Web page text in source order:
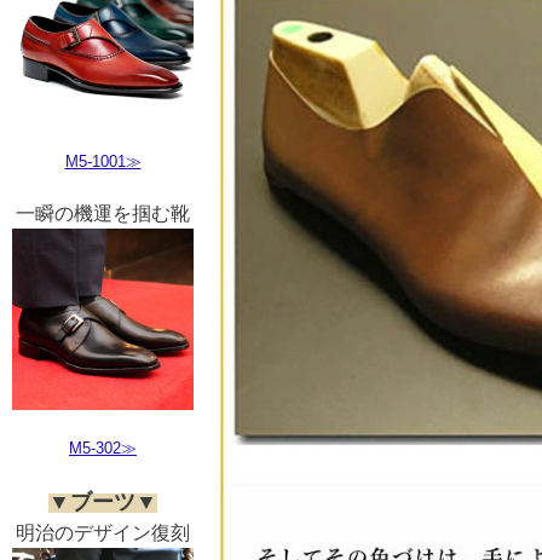
M5-1001≫
一瞬の機運を掴む靴
M5-302≫
▼ブーツ▼
明治のデザイン復刻